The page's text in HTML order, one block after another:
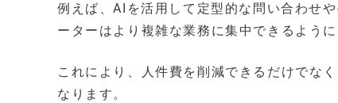
例えば、AIを活用して定型的な問い合わせ
ーターはより複雑な業務に集中できるように
これにより、人件費を削減できるだけでな
なります。